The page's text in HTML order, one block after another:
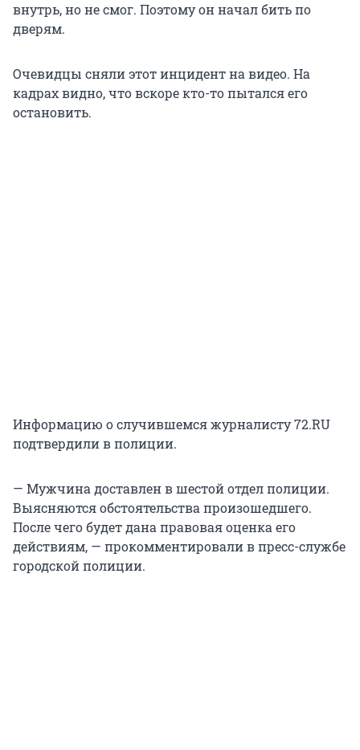
внутрь, но не смог. Поэтому он начал бить по
дверям.
Очевидцы сняли этот инцидент на видео. На
кадрах видно, что вскоре кто-то пытался его
остановить.
Информацию о случившемся журналисту 72.RU
подтвердили в полиции.
— Мужчина доставлен в шестой отдел полиции.
Выясняются обстоятельства произошедшего.
После чего будет дана правовая оценка его
действиям, — прокомментировали в пресс-службе
городской полиции.